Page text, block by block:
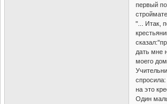
первый
"... Итак,
дать мне
моего
на это
Один